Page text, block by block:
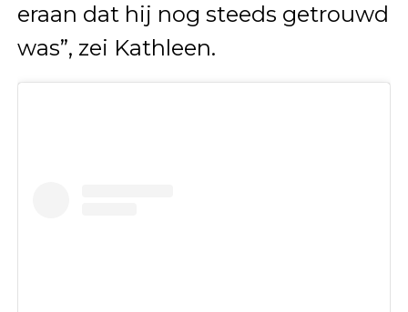
eraan dat hij nog steeds getrouwd
was”, zei Kathleen.